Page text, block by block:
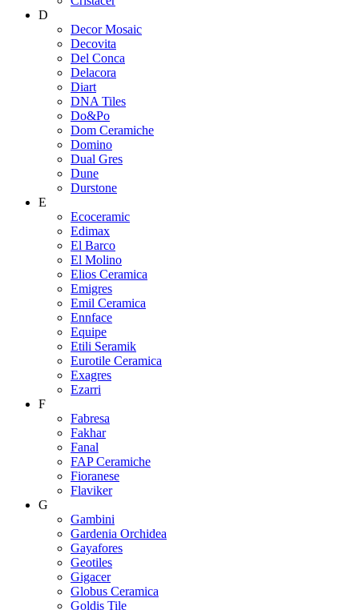
D
Decor Mosaic
Decovita
Del Conca
Delacora
Diart
DNA Tiles
Do&Po
Dom Ceramiche
Domino
Dual Gres
Dune
Durstone
E
Ecoceramic
Edimax
El Barco
El Molino
Elios Ceramica
Emigres
Emil Ceramica
Ennface
Equipe
Etili Seramik
Eurotile Ceramica
Exagres
Ezarri
F
Fabresa
Fakhar
Fanal
FAP Ceramiche
Fioranese
Flaviker
G
Gambini
Gardenia Orchidea
Gayafores
Geotiles
Gigacer
Globus Ceramica
Goldis Tile